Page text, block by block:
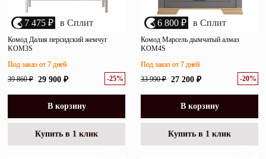
7 475 ₽ в Сплит
Комод Далия персидский жемчуг
KOM3S
39 860 ₽ 29 900 ₽ -25%
Под заказ от 7 дней
В корзину
Купить в 1 клик
6 800 ₽ в Сплит
Комод Марсель дымчатый алмаз
KOM4S
33 990 ₽ 27 200 ₽ -20%
Под заказ от 7 дней
В корзину
Купить в 1 клик